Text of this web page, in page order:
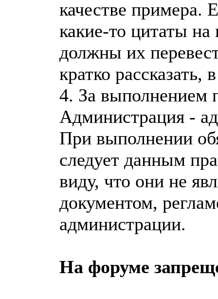
качестве примера.
какие-то цитаты
должны их
кратко
4. За выполнением
Администрация -
При выполнении
следует данным
виду, что они не
документом,
администрации.
На форуме